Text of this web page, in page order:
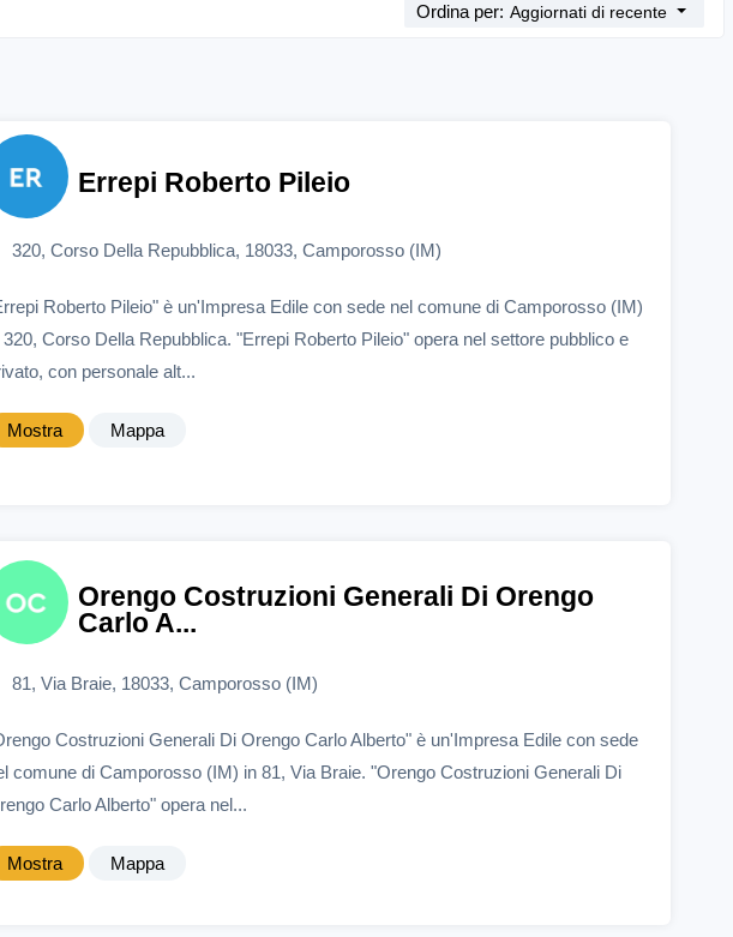
Ordina per: Aggiornati di recente
Errepi Roberto Pileio
320, Corso Della Repubblica, 18033, Camporosso (IM)
Roberto Pileio" è un'Impresa Edile con sede nel comune di Camporosso (IM)
320, Corso Della Repubblica. "Errepi Roberto Pileio" opera nel settore pubblico e
con personale alt...
Mostra Mappa
Orengo Costruzioni Generali Di Orengo
Carlo A...
81, Via Braie, 18033, Camporosso (IM)
Costruzioni Generali Di Orengo Carlo Alberto" è un'Impresa Edile con sede
comune di Camporosso (IM) in 81, Via Braie. "Orengo Costruzioni Generali Di
Carlo Alberto" opera nel...
Mostra Mappa